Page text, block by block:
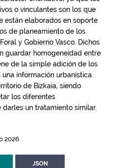
o vinculantes son los que
están elaborados en soporte
de planeamiento de los
y Gobierno Vasco. Dichos
guardar homogeneidad entre
de la simple adición de los
información urbanística
de Bizkaia, siendo
los diferentes
un tratamiento similar.
2026
JSON